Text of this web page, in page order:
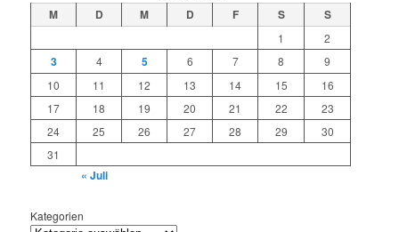
M D M D F S S
1 2
3 4 5 6 7 8
9
10
11 12 13 14 15
16
17
18 19 20 21 22
23
24
25 26 27 28 29
30
31
« Juli
Kategorien